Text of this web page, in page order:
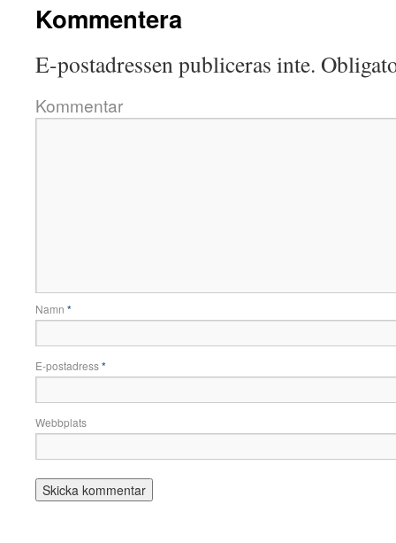
Kommentera
E-postadressen publiceras inte.
Kommentar
Namn *
E-postadress*
Webbplats